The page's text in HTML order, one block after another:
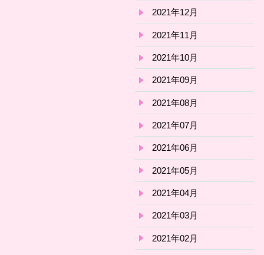
2021年12月
2021年11月
2021年10月
2021年09月
2021年08月
2021年07月
2021年06月
2021年05月
2021年04月
2021年03月
2021年02月